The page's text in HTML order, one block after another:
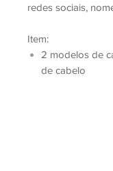
redes sociais,
Item:
2 modelos de
de cabelo